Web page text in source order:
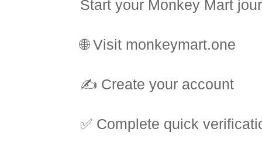
Start your Monkey Mart
🌐 Visit monkeymart.one
✍️ Create your account
✅ Complete quick